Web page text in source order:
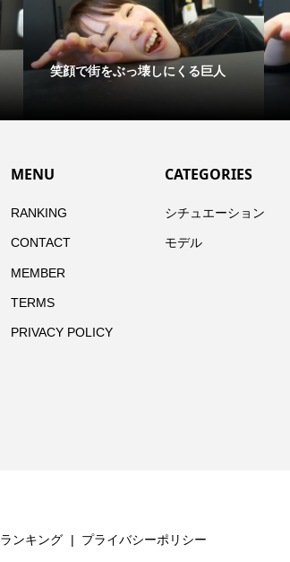
笑顔で街をぶっ壊しにくる巨人
MENU
RANKING
CONTACT
MEMBER
TERMS
PRIVACY POLICY
CATEGORIES
シチュエーション
モデル
ランキング プライバシーポリシー